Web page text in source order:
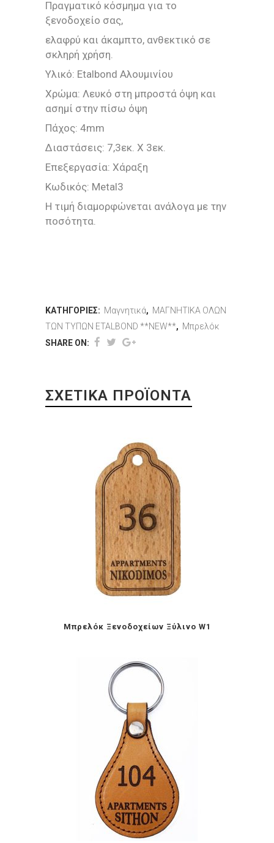
Πραγματικό κόσμημα για το
ξενοδοχείο σας,
ελαφρύ και άκαμπτο, ανθεκτικό σε
σκληρή χρήση.
Υλικό: Etalbond Αλουμινίου
Χρώμα: Λευκό στη μπροστά όψη και
ασημί στην πίσω όψη
Πάχος: 4mm
Διαστάσεις: 7,3εκ. Χ 3εκ.
Επεξεργασία: Χάραξη
Κωδικός: Metal3
Η τιμή διαμορφώνεται ανάλογα με την
ποσότητα.
ΚΑΤΗΓΟΡΊΕΣ: Μαγνητικά, ΜΑΓΝΗΤΙΚΑ ΟΛΩΝ
ΤΩΝ ΤΥΠΩΝ ETALBOND **NEW**, Μπρελόκ
SHARE ON:
ΣΧΕΤΙΚΆ ΠΡΟΪΌΝΤΑ
Mπρελόκ Ξενοδοχείων Ξύλινο W1